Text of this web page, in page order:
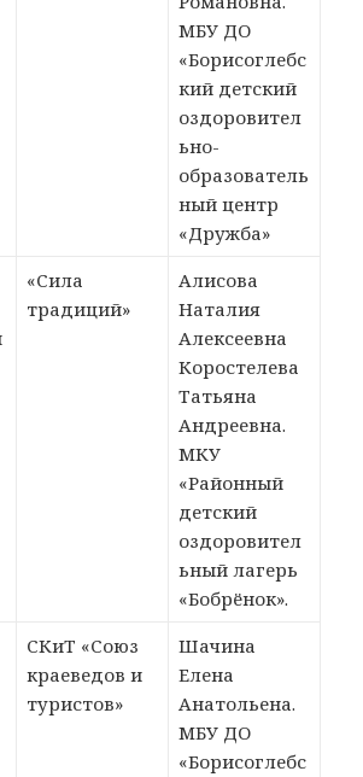
МБУ ДО
«Борисоглебс
кий детский
оздоровител
ьно-
образователь
ный центр
«Дружба»
«Сила
традиций»
Алисова
Наталия
Алексеевна
Коростелева
Татьяна
Андреевна.
МКУ
«Районный
детский
оздоровител
ьный лагерь
«Бобрёнок».
СКиТ «Союз
краеведов и
туристов»
Шачина
Елена
Анатольена.
МБУ ДО
«Борисоглебс